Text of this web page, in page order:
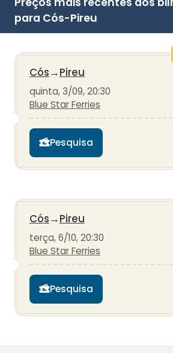
para Cós-Pireu
Cós→Pireu
quinta, 3/09, 20:30
Blue Star Ferries
Pesquisa
Cós→Pireu
terça, 6/10, 20:30
Blue Star Ferries
Pesquisa